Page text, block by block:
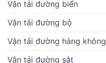
Vận tải đường biển
Vận tải đường bộ
Vận tải đường hàng không
Vận tải đường sắt